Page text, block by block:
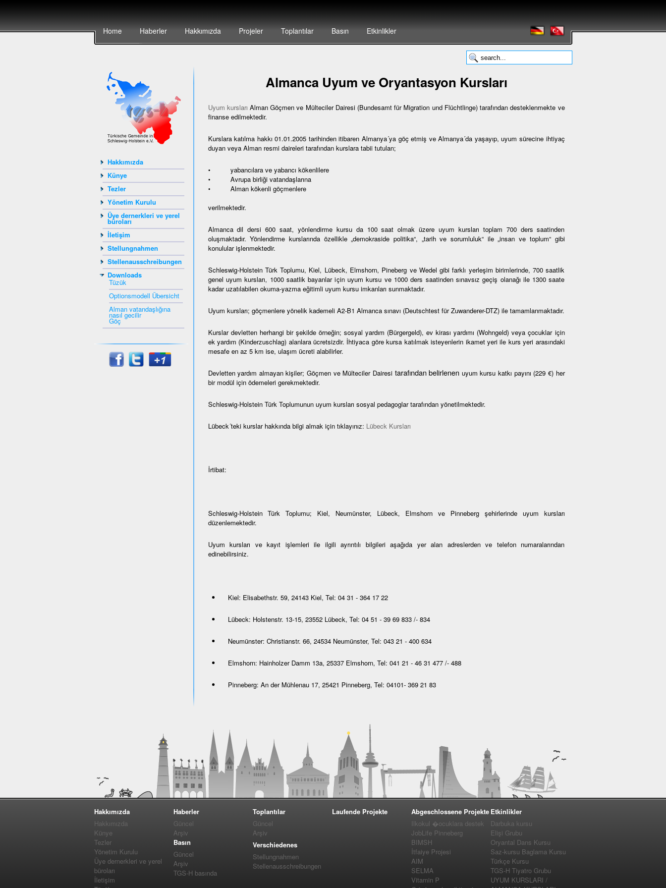
Home Haberler Hakkımızda Projeler Toplantılar Basın Etkinlikler
Hakkımızda
Künye
Tezler
Yönetim Kurulu
Üye dernerkleri ve yerel
büroları
İletişim
Stellungnahmen
Stellenausschreibungen
Downloads
Tüzük
Optionsmodell Übersicht
Alman vatandaşlığına
nasıl gecilir
Göç
Almanca Uyum ve Oryantasyon Kursları
Uyum kursları Alman Göçmen ve Mülteciler Dairesi (Bundesamt für Migration und Flüchtlinge) tarafından desteklenmekte ve
finanse edilmektedir.
Kurslara katılma hakkı 01.01.2005 tarihinden itibaren Almanya´ya göç etmiş ve Almanya´da yaşayıp, uyum sürecine ihtiyaç
duyan veya Alman resmi daireleri tarafından kurslara tabii tutulan;
• yabancılara ve yabancı kökenlilere
• Avrupa birliği vatandaşlarına
• Alman kökenli göçmenlere
verilmektedir.
Almanca dil dersi 600 saat, yönlendirme kursu da 100 saat olmak üzere uyum kursları toplam 700 ders saatinden
oluşmaktadır. Yönlendirme kurslarında özellikle „demokraside politika“, „tarih ve sorumluluk“ ile „insan ve toplum“ gibi
konulular işlenmektedir.
Schleswig-Holstein Türk Toplumu, Kiel, Lübeck, Elmshorn, Pineberg ve Wedel gibi farklı yerleşim birimlerinde, 700 saatlik
genel uyum kursları, 1000 saatlik bayanlar için uyum kursu ve 1000 ders saatinden sınavsız geçiş olanağı ile 1300 saate
kadar uzatılabilen okuma-yazma eğitimli uyum kursu imkanları sunmaktadır.
Uyum kursları; göçmenlere yönelik kademeli A2-B1 Almanca sınavı (Deutschtest für Zuwanderer-DTZ) ile tamamlanmaktadır.
Kurslar devletten herhangi bir şekilde örneğin; sosyal yardım (Bürgergeld), ev kirası yardımı (Wohngeld) veya çocuklar için
ek yardım (Kinderzuschlag) alanlara ücretsizdir. İhtiyaca göre kursa katılmak isteyenlerin ikamet yeri ile kurs yeri arasındaki
mesafe en az 5 km ise, ulaşım ücreti alabilirler.
Devletten yardım almayan kişiler; Göçmen ve Mülteciler Dairesi tarafından belirlenen uyum kursu katkı payını (229 €) her
bir modül için ödemeleri gerekmektedir.
Schleswig-Holstein Türk Toplumunun uyum kursları sosyal pedagoglar tarafından yönetilmektedir.
Lübeck´teki kurslar hakkında bilgi almak için tıklayınız: Lübeck Kursları
İrtibat:
Schleswig-Holstein Türk Toplumu; Kiel, Neumünster, Lübeck, Elmshorn ve Pinneberg şehirlerinde uyum kursları
düzenlemektedir.
Uyum kursları ve kayıt işlemleri ile ilgili ayrıntılı bilgileri aşağıda yer alan adreslerden ve telefon numaralarından
edinebilirsiniz.
Kiel: Elisabethstr. 59, 24143 Kiel, Tel: 04 31 - 364 17 22
Lübeck: Holstenstr. 13-15, 23552 Lübeck, Tel: 04 51 - 39 69 833 /- 834
Neumünster: Christianstr. 66, 24534 Neumünster, Tel: 043 21 - 400 634
Elmshorn: Hainholzer Damm 13a, 25337 Elmshorn, Tel: 041 21 - 46 31 477 /- 488
Pinneberg: An der Mühlenau 17, 25421 Pinneberg, Tel: 04101- 369 21 83
Hakkımızda
Hakkımızda
Künye
Tezler
Yönetim Kurulu
Üye dernerkleri ve yerel
büroları
İletişim
Haberler
Güncel
Arşiv
Basın
Güncel
Arşiv
TGS-H basında
Toplantılar
Güncel
Arşiv
Verschiedenes
Stellungnahmen
Stellenausschreibungen
Laufende Projekte
Abgeschlossene Projekte
Ilkokul �ocuklara destek
JobLife Pinneberg
BIMSH
İtfaiye Projesi
AIM
SELMA
Vitamin P
Etkinlikler
Darbuka kursu
Elişi Grubu
Oryantal Dans Kursu
Saz-kursu Baglama Kursu
Türkçe Kursu
TGS-H Tiyatro Grubu
UYUM KURSLARI /